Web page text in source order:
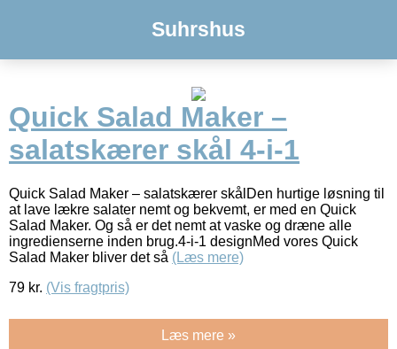
Suhrshus
Quick Salad Maker –
salatskærer skål 4-i-1
Quick Salad Maker – salatskærer skålDen hurtige løsning til
at lave lækre salater nemt og bekvemt, er med en Quick
Salad Maker. Og så er det nemt at vaske og dræne alle
ingredienserne inden brug.4-i-1 designMed vores Quick
Salad Maker bliver det så (Læs mere)
79 kr. (Vis fragtpris)
Læs mere »